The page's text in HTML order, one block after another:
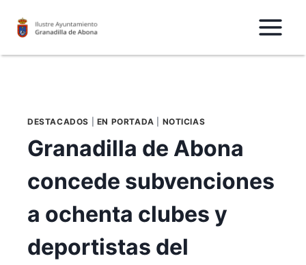
DESTACADOS EN PORTADA NOTICIAS
Granadilla de Abona
concede subvenciones
a ochenta clubes y
deportistas del